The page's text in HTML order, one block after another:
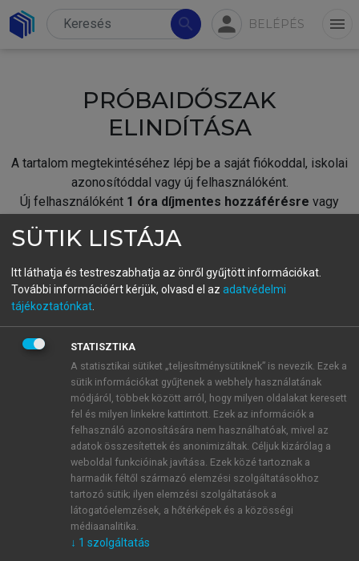
search person BELÉPÉS menu
PRÓBAIDŐSZAK
ELINDÍTÁSA
A tartalom megtekintéséhez lépj be a saját fiókoddal, iskolai
azonosítóddal vagy új felhasználóként.
Új felhasználóként 1 óra díjmentes hozzáférésre vagy
fiókoddal,vagy hozz létre új fiókot.
A regisztráció után apróbaidőszakautomatikusan
BELÉPÉS SAJÁT FIÓKKAL
ÚJ FIÓK LÉTREHOZÁSA
1 óra díjmentes hozzáférés
E-MAIL-CÍM
SÜTIK LISTÁJA
Itt láthatja és testreszabhatja az önről gyűjtött információkat.
További információért kérjük, olvasd el az adatvédelmi
tájékoztatónkat
STATISZTIKA
A statisztikai sütiket „teljesítménysütiknek” is nevezik. Ezek a
sütik információkat gyűjtenek a webhely használatának
módjáról, többek között arról, hogy milyen oldalakat keresett
fel és milyen linkekre kattintott. Ezek az információk a
felhasználó azonosítására nem használhatóak, mivel az
adatok összesítettek és anonimizáltak. Céljuk kizárólag a
weboldal funkcióinak javítása. Ezek közé tartoznak a
harmadik féltől származó elemzési szolgáltatásokhoz
tartozó sütik; ilyen elemzési szolgáltatások a
látogatóelemzések, a hőtérképek és a közösségi
médiaanalitika.
↓ 1 szolgáltatás